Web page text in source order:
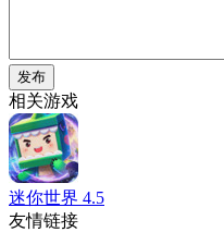
发布
相关游戏
迷你世界 4.5
友情链接